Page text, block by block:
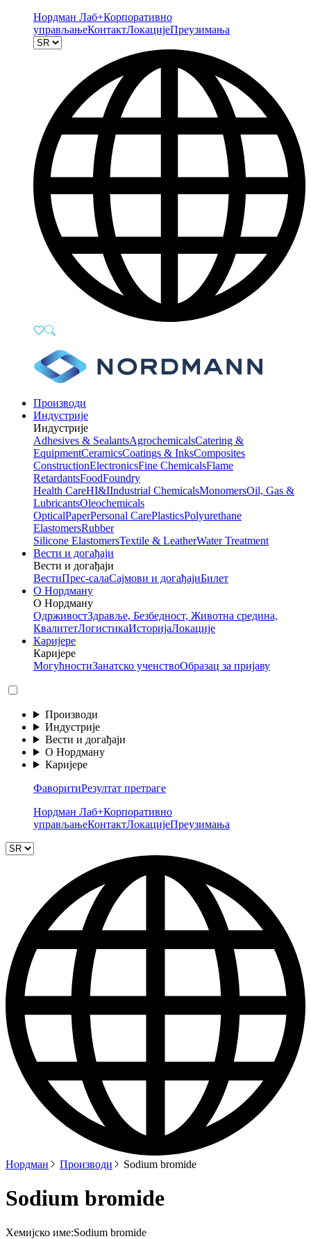
Нордман Лаб+Корпоративно
управљањеКонтактЛокацијеПреузимања
Производи
Индустрије
Индустрије
Adhesives & SealantsAgrochemicalsCatering &
EquipmentCeramicsCoatings & InksComposites
ConstructionElectronicsFine ChemicalsFlame
RetardantsFoodFoundry
Health CareHI&IIndustrial ChemicalsMonomersOil, Gas &
LubricantsOleochemicals
OpticalPaperPersonal CarePlasticsPolyurethane
ElastomersRubber
Silicone ElastomersTextile & LeatherWater Treatment
Вести и догађаји
Вести и догађаји
ВестиПрес-салаСајмови и догађајиБилет
О Нордману
О Нордману
ОдрживостЗдравље, Безбедност, Животна средина,
КвалитетЛогистикаИсторијаЛокације
Каријере
Каријере
МогућностиЗанатско ученствоОбразац за пријаву
Производи
Индустрије
Вести и догађаји
О Нордману
Каријере
ФаворитиРезултат претраге
Нордман Лаб+Корпоративно
управљањеКонтактЛокацијеПреузимања
Нордман Производи Sodium bromide
Sodium bromide
Хемијско име:Sodium bromide